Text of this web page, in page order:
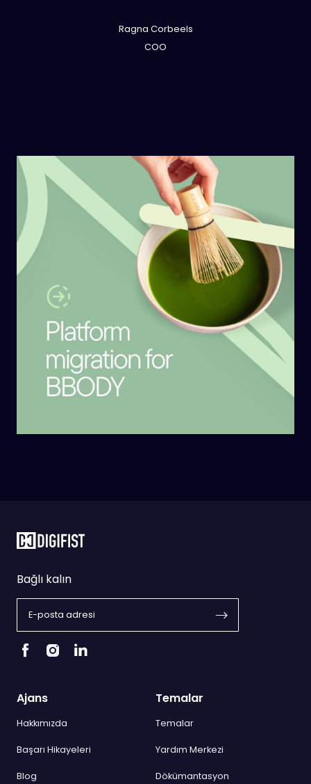
Ragna Corbeels
COO
Bağlı kalın
Ajans
Hakkımızda
Başarı Hikayeleri
Blog
Temalar
Temalar
Yardım Merkezi
Dökümantasyon